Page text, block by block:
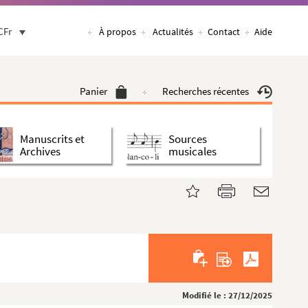
À propos Actualités Contact Aide
Panier Recherches récentes
Manuscrits et
Archives
Sources
musicales
Modifié le : 27/12/2025